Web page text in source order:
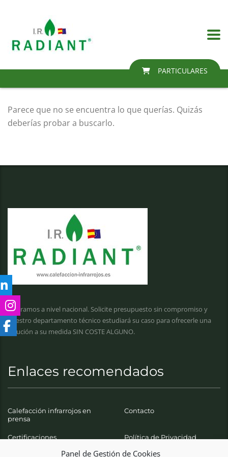
Panel de Gestión de Cookies
PARTICULARES
Parece que no se encuentra lo que querías. Quizás
deberías probar a buscarlo.
Operamos a nivel nacional. Solicite presupuesto sin compromiso y
nuestro departamento técnico estudiará su caso para ofrecerle una
solución a su medida SIN COSTE ALGUNO.
Enlaces recomendados
Calefacción infrarrojos en
prensa
Contacto
Certificaciones Política de Privacidad